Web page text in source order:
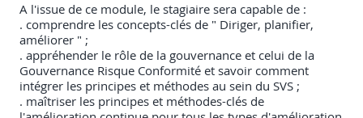
A l'issue de ce module, le stagiaire sera capable de :
. comprendre les concepts-clés de " Diriger, planifier,
améliorer " ;
. appréhender le rôle de la gouvernance et celui de la
Gouvernance Risque Conformité et savoir comment
intégrer les principes et méthodes au sein du SVS ;
. maîtriser les principes et méthodes-clés de